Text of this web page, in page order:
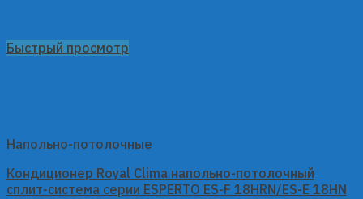
Быстрый просмотр
Напольно-потолочные
Кондиционер Royal Clima напольно-потолочный
сплит-система серии ESPERTO ES-F 18HRN/ES-E 18HN